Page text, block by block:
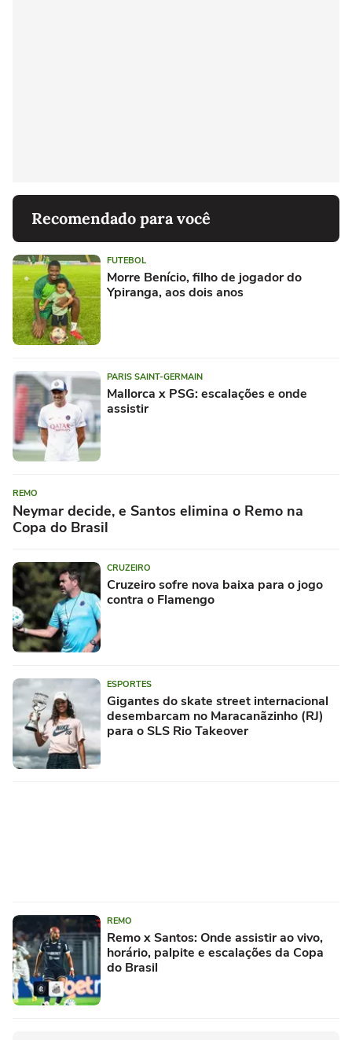
Recomendado para você
FUTEBOL
Morre Benício, filho de jogador do
Ypiranga, aos dois anos
PARIS SAINT-GERMAIN
Mallorca x PSG: escalações e onde
assistir
REMO
Neymar decide, e Santos elimina o Remo na
Copa do Brasil
CRUZEIRO
Cruzeiro sofre nova baixa para o jogo
contra o Flamengo
ESPORTES
Gigantes do skate street internacional
desembarcam no Maracanãzinho (RJ)
para o SLS Rio Takeover
REMO
Remo x Santos: Onde assistir ao vivo,
horário, palpite e escalações da Copa
do Brasil